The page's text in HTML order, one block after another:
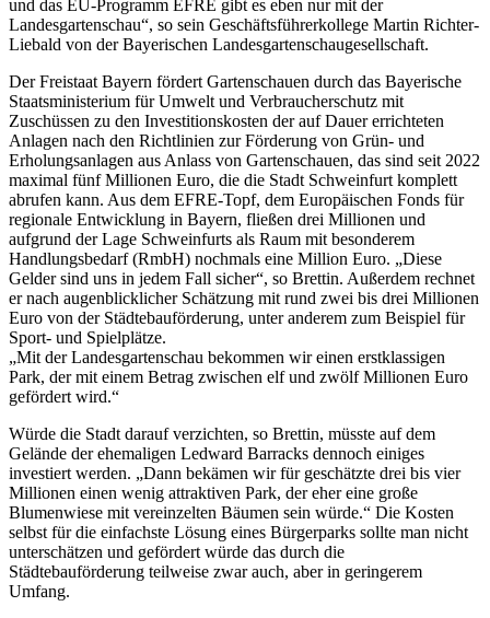
und das EU-Programm EFRE gibt es eben nur mit der
Landesgartenschau“, so sein Geschäftsführerkollege Martin Richter-
Liebald von der Bayerischen Landesgartenschaugesellschaft.
Der Freistaat Bayern fördert Gartenschauen durch das Bayerische
Staatsministerium für Umwelt und Verbraucherschutz mit
Zuschüssen zu den Investitionskosten der auf Dauer errichteten
Anlagen nach den Richtlinien zur Förderung von Grün- und
Erholungsanlagen aus Anlass von Gartenschauen, das sind seit 2022
maximal fünf Millionen Euro, die die Stadt Schweinfurt komplett
abrufen kann. Aus dem EFRE-Topf, dem Europäischen Fonds für
regionale Entwicklung in Bayern, fließen drei Millionen und
aufgrund der Lage Schweinfurts als Raum mit besonderem
Handlungsbedarf (RmbH) nochmals eine Million Euro. „Diese
Gelder sind uns in jedem Fall sicher“, so Brettin. Außerdem rechnet
er nach augenblicklicher Schätzung mit rund zwei bis drei Millionen
Euro von der Städtebauförderung, unter anderem zum Beispiel für
Sport- und Spielplätze.
„Mit der Landesgartenschau bekommen wir einen erstklassigen
Park, der mit einem Betrag zwischen elf und zwölf Millionen Euro
gefördert wird.“
Würde die Stadt darauf verzichten, so Brettin, müsste auf dem
Gelände der ehemaligen Ledward Barracks dennoch einiges
investiert werden. „Dann bekämen wir für geschätzte drei bis vier
Millionen einen wenig attraktiven Park, der eher eine große
Blumenwiese mit vereinzelten Bäumen sein würde.“ Die Kosten
selbst für die einfachste Lösung eines Bürgerparks sollte man nicht
unterschätzen und gefördert würde das durch die
Städtebauförderung teilweise zwar auch, aber in geringerem
Umfang.